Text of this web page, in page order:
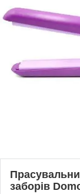
заборів